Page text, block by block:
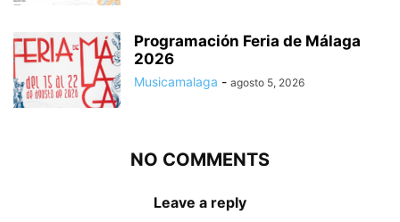
Programación Feria de Málaga
2026
Musicamalaga - agosto 5, 2026
NO COMMENTS
Leave a reply